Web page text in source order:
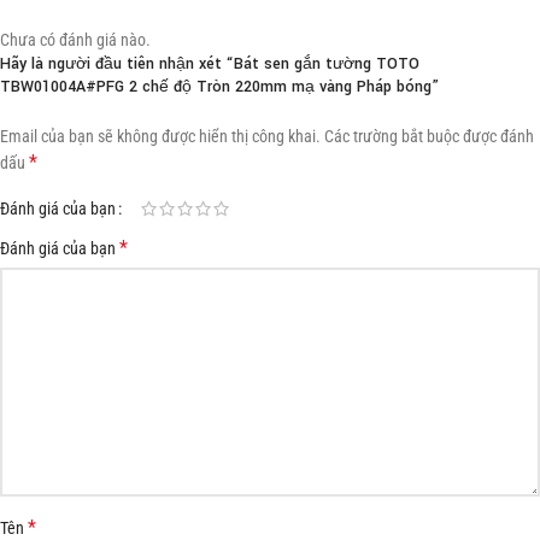
Chưa có đánh giá nào.
Hãy là người đầu tiên nhận xét “Bát sen gắn tường TOTO
TBW01004A#PFG 2 chế độ Tròn 220mm mạ vàng Pháp bóng”
Email của bạn sẽ không được hiển thị công khai. Các trường bắt buộc được đánh
dấu *
Đánh giá của bạn
Đánh giá của bạn *
Tên *